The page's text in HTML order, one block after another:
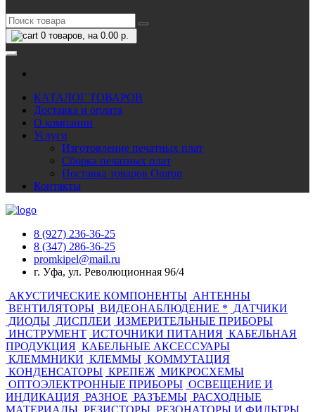
0 товаров, на 0.00 р.
КАТАЛОГ ТОВАРОВ
Доставка и оплата
О компании
Услуги
Изготовление печатных плат
Сборка печатных плат
Поставка товаров Omron
Контакты
8 (927) 236-36-25
8 (347) 286-36-25
promkipel@mail.ru
г. Уфа, ул. Революционная 96/4
АКУСТИЧЕСКИЕ КОМПОНЕНТЫ АНТЕННЫ
ВЕНТИЛЯТОРЫ ВИДЕОНАБЛЮДЕНИЕ * ДАТЧИКИ
ДИОДЫ ДИСПЛЕИ ИЗМЕРИТЕЛЬНЫЕ ПРИБОРЫ
ИНСТРУМЕНТ ИСТОЧНИКИ ПИТАНИЯ КАБЕЛЬНАЯ
ПРОДУКЦИЯ КАБЕЛЬНЫЕ АКСЕССУАРЫ
КЛЕММНИКИ КЛЕММЫ КОММУТАЦИЯ
КОНДЕНСАТОРЫ КРЕПЕЖ МИКРОСХЕМЫ
ОПТОЭЛЕКТРОННЫЕ ПРИБОРЫ ОСВЕЩЕНИЕ И
ИНДИКАЦИЯ РАЗНОЕ РАЗЪЕМЫ РАСХОДНЫЕ
МАТЕРИАЛЫ РЕЗИСТОРЫ РЕЗОНАТОРЫ И ФИЛЬТРЫ